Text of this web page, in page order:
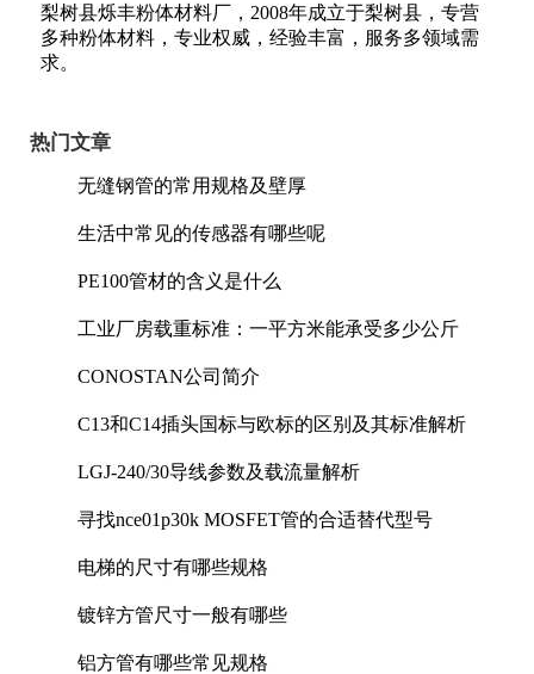
梨树县烁丰粉体材料厂，2008年成立于梨树县，专营
多种粉体材料，专业权威，经验丰富，服务多领域需
求。
热门文章
无缝钢管的常用规格及壁厚
生活中常见的传感器有哪些呢
PE100管材的含义是什么
工业厂房载重标准：一平方米能承受多少公斤
CONOSTAN公司简介
C13和C14插头国标与欧标的区别及其标准解析
LGJ-240/30导线参数及载流量解析
寻找nce01p30k MOSFET管的合适替代型号
电梯的尺寸有哪些规格
镀锌方管尺寸一般有哪些
铝方管有哪些常见规格